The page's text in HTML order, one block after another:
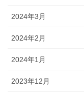
2024年3月
2024年2月
2024年1月
2023年12月